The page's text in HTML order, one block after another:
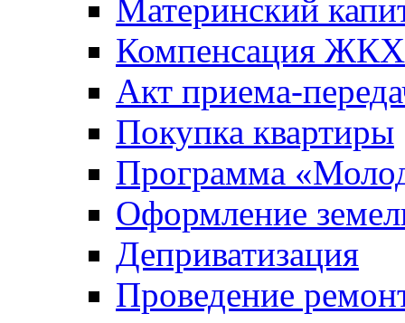
Материнский
Компенсация ЖКХ
Акт приема-
Покупка квартиры
Программа
Оформление
Деприватизация
Проведение